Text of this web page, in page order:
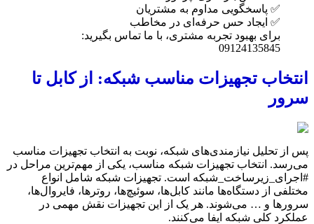
✅ پاسخگویی مداوم به مشتریان
✅ ایجاد حس حرفه‌ای در مخاطب
برای بهبود تجربه مشتری، با ما تماس بگیرید:
09124135845
انتخاب تجهیزات مناسب شبکه: از کابل تا
سرور
پس از تحلیل نیازمندی‌های شبکه، نوبت به انتخاب تجهیزات مناسب
می‌رسد. انتخاب تجهیزات شبکه مناسب، یکی از مهم‌ترین مراحل در
#اجرای_زیرساخت_شبکه است. تجهیزات شبکه شامل انواع
مختلفی از دستگاه‌ها مانند کابل‌ها، سوئیچ‌ها، روترها، فایروال‌ها،
سرورها و … می‌شوند. هر یک از این تجهیزات نقش مهمی در
عملکرد کلی شبکه ایفا می‌کنند.